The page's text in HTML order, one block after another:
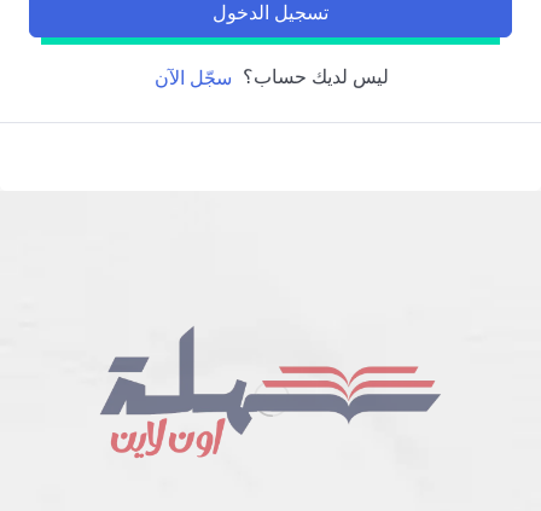
تسجيل الدخول
ليس لديك حساب؟ سجّل الآن